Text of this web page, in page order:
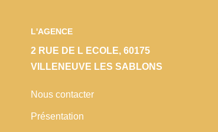
L'AGENCE
2 RUE DE L ECOLE, 60175
VILLENEUVE LES SABLONS
Nous contacter
Présentation